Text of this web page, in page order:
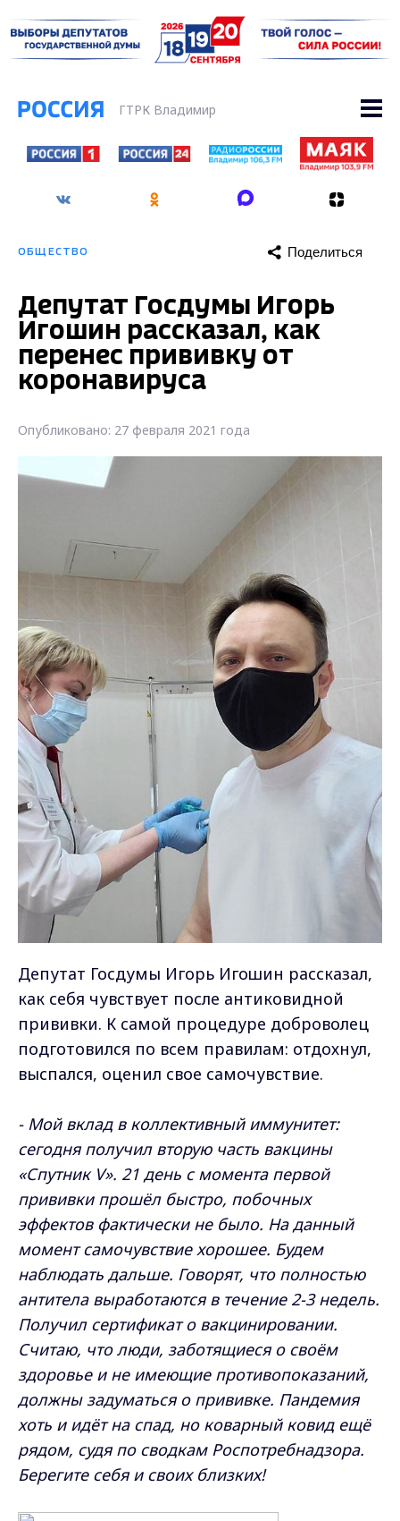
ГТРК Владимир
ОБЩЕСТВО Поделиться
Депутат Госдумы Игорь
Игошин рассказал, как
перенес прививку от
коронавируса
Опубликовано: 27 февраля 2021 года
Депутат Госдумы Игорь Игошин рассказал,
как себя чувствует после антиковидной
прививки. К самой процедуре доброволец
подготовился по всем правилам: отдохнул,
выспался, оценил свое самочувствие.
- Мой вклад в коллективный иммунитет:
сегодня получил вторую часть вакцины
«Спутник V». 21 день с момента первой
прививки прошёл быстро, побочных
эффектов фактически не было. На данный
момент самочувствие хорошее. Будем
наблюдать дальше. Говорят, что полностью
антитела выработаются в течение 2-3 недель.
Получил сертификат о вакцинировании.
Считаю, что люди, заботящиеся о своём
здоровье и не имеющие противопоказаний,
должны задуматься о прививке. Пандемия
хоть и идёт на спад, но коварный ковид ещё
рядом, судя по сводкам Роспотребнадзора.
Берегите себя и своих близких!